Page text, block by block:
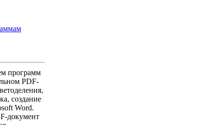
программ
PDF-
создание
Word.
документ